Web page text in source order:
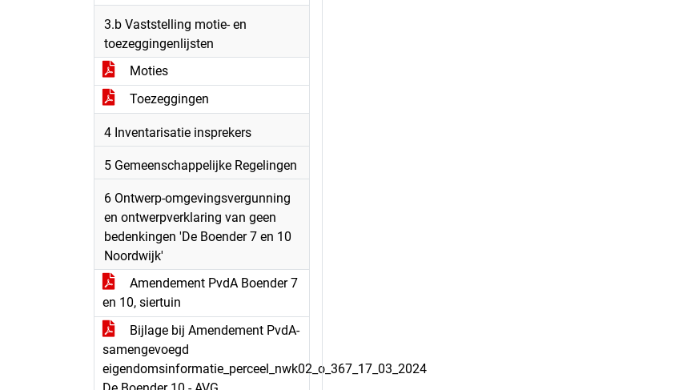
3.b Vaststelling motie- en
toezeggingenlijsten
Moties
Toezeggingen
4 Inventarisatie insprekers
5 Gemeenschappelijke Regelingen
6 Ontwerp-omgevingsvergunning
en ontwerpverklaring van geen
bedenkingen 'De Boender 7 en 10
Noordwijk'
Amendement PvdA Boender 7
en 10, siertuin
Bijlage bij Amendement PvdA-
samengevoegd
eigendomsinformatie_perceel_nwk02_o_367_17_03_2024